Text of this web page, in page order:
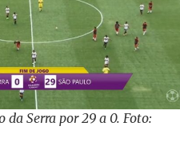
da Serra por 29 a 0. Foto: